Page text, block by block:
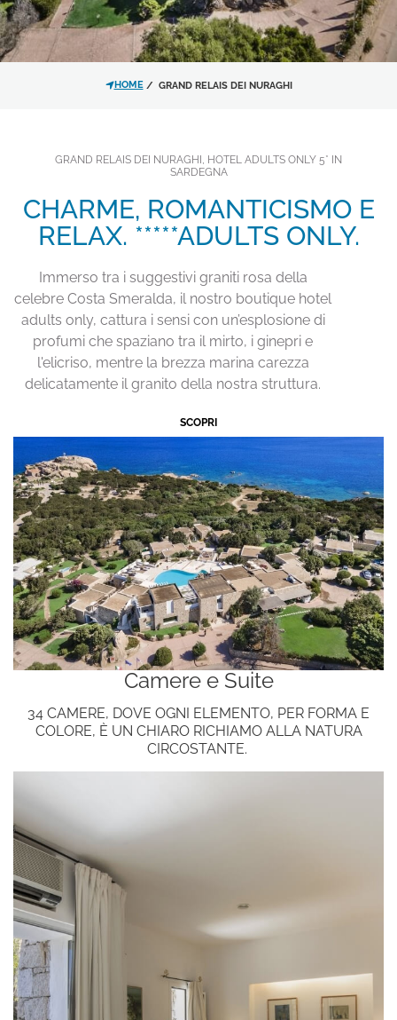
MESSAGGIO *
Ho letto e accettato l'informativa
sulla privacye il trattamento dei
Acconsento al trattamento dei
dati come risultante dell' informativa
privacyper le finalità di invio di
materiale promozionale.
SEGUICI SUI SOCIAL
HOME GRAND RELAIS DEI NURAGHI
GRAND RELAIS DEI NURAGHI, HOTEL ADULTS ONLY 5* IN
SARDEGNA
CHARME, ROMANTICISMO E
RELAX. *****ADULTS ONLY.
Immerso tra i suggestivi graniti rosa della
celebre Costa Smeralda, il nostro boutique hotel
adults only, cattura i sensi con un’esplosione di
profumi che spaziano tra il mirto, i ginepri e
l'elicriso, mentre la brezza marina carezza
delicatamente il granito della nostra struttura.
SCOPRI
Camere e Suite
34 CAMERE, DOVE OGNI ELEMENTO, PER FORMA E
COLORE, È UN CHIARO RICHIAMO ALLA NATURA
CIRCOSTANTE.